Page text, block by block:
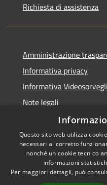
Richiesta di assistenza
Amministrazione
Informativa privacy
Informativa
Note legali
Dichiarazione di
RSS
Accessibilità
Questo sito web utilizza
necessari al corretto
nonché un cookie tecnico
informazioni
Per maggiori dettagli, può